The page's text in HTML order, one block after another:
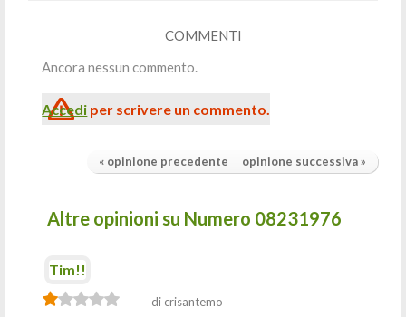
COMMENTI
Ancora nessun commento.
Accedi per scrivere un commento.
« opinione precedente opinione successiva »
Altre opinioni su Numero 08231976
Tim!!
di crisantemo